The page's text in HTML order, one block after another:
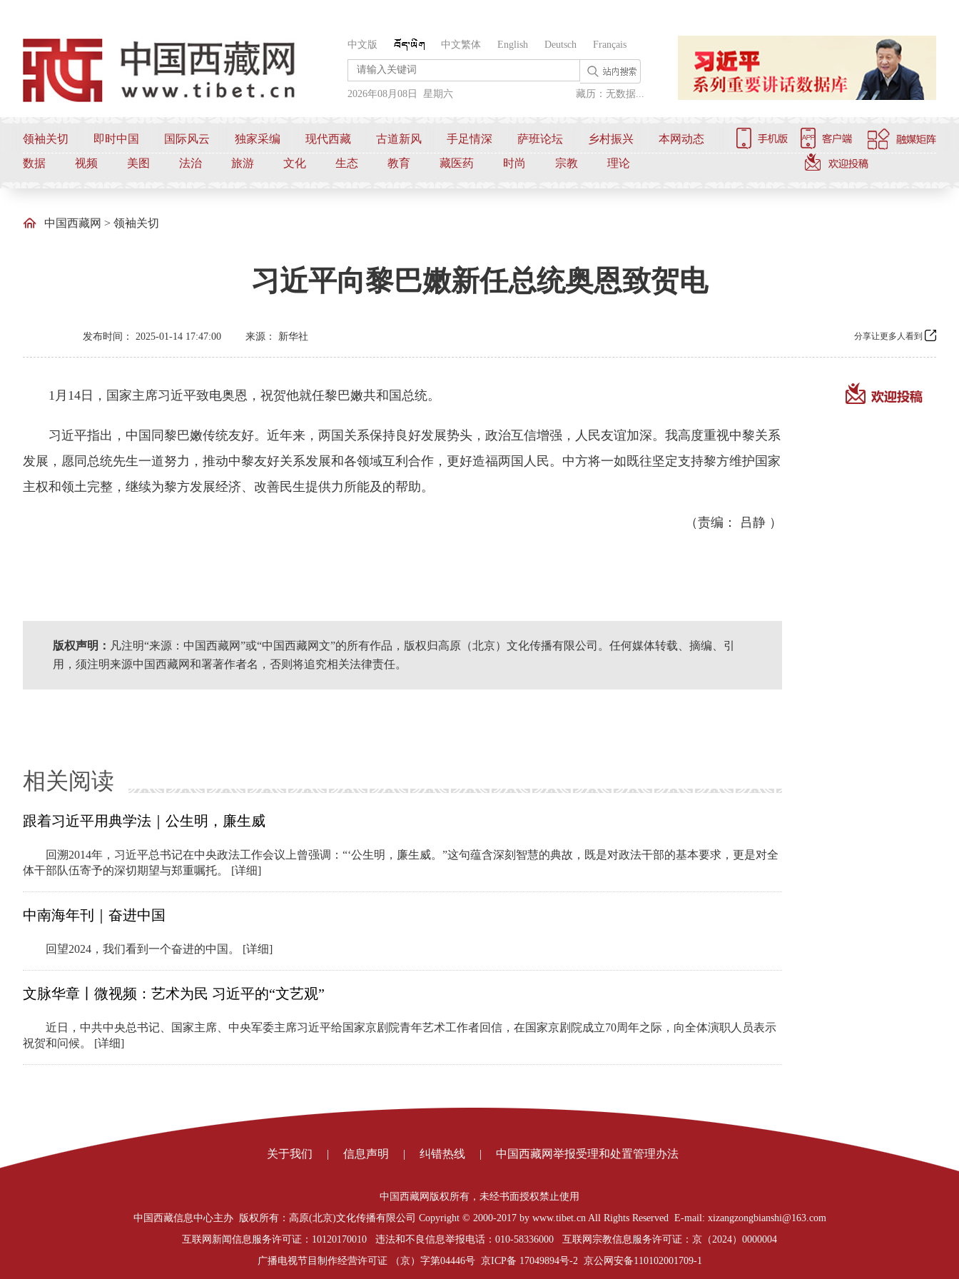
中文版 中文繁体 English Deutsch Français
2026年08月08日 星期六 藏历：无数据...
领袖关切 即时中国 国际风云 独家采编 现代西藏 古道新风 手足情深 萨班论坛 乡村振兴
本网动态
数据
视频 美图 法治 旅游 文化 生态 教育 藏医药 时尚 宗教 理论
中国西藏网 > 领袖关切
习近平向黎巴嫩新任总统奥恩致贺电
发布时间： 2025-01-14 17:47:00 来源： 新华社 分享让更多人看到
1月14日，国家主席习近平致电奥恩，祝贺他就任黎巴嫩共和国总统。
习近平指出，中国同黎巴嫩传统友好。近年来，两国关系保持良好发展势头，政治互信增强，人民友谊加深。我高度重视中黎关系
发展，愿同总统先生一道努力，推动中黎友好关系发展和各领域互利合作，更好造福两国人民。中方将一如既往坚定支持黎方维护国家
主权和领土完整，继续为黎方发展经济、改善民生提供力所能及的帮助。
（责编： 吕静 ）
版权声明： 凡注明“来源：中国西藏网”或“中国西藏网文”的所有作品，版权归高原（北京）文化传播有限公司。任何媒体转载、摘编、引
用，须注明来源中国西藏网和署著作者名，否则将追究相关法律责任。
相关阅读
跟着习近平用典学法｜公生明，廉生威
回溯2014年，习近平总书记在中央政法工作会议上曾强调：“‘公生明，廉生威。”这句蕴含深刻智慧的典故，既是对政法干部的基本要求，更是对全
体干部队伍寄予的深切期望与郑重嘱托。 [详细]
中南海年刊｜奋进中国
回望2024，我们看到一个奋进的中国。 [详细]
文脉华章丨微视频：艺术为民 习近平的“文艺观”
近日，中共中央总书记、国家主席、中央军委主席习近平给国家京剧院青年艺术工作者回信，在国家京剧院成立70周年之际，向全体演职人员表示
祝贺和问候。 [详细]
关于我们 | 信息声明 | 纠错热线 | 中国西藏网举报受理和处置管理办法
中国西藏网版权所有，未经书面授权禁止使用
中国西藏信息中心主办 版权所有：高原(北京)文化传播有限公司 Copyright © 2000-2017 by www.tibet.cn All Rights Reserved E-mail: xizangzongbianshi@163.com
互联网新闻信息服务许可证：10120170010 违法和不良信息举报电话：010-58336000 互联网宗教信息服务许可证：京（2024）0000004
广播电视节目制作经营许可证 （京）字第04446号 京ICP备 17049894号-2京公网安备110102001709-1